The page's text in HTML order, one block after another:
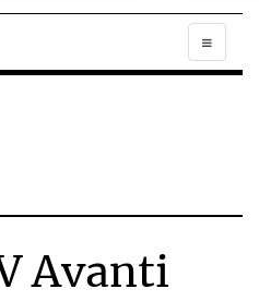
Avanti